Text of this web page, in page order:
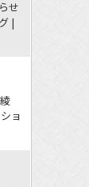
せ
|
ョ